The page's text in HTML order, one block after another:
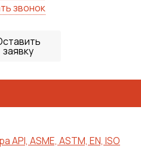
звонок
заявку
API, ASME, ASTM, EN, ISO